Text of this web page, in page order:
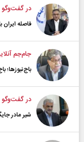
در گفت‌و‌گو
فاصله
جام‌جم
باج‌نیوزها؛
در
شیر مادر